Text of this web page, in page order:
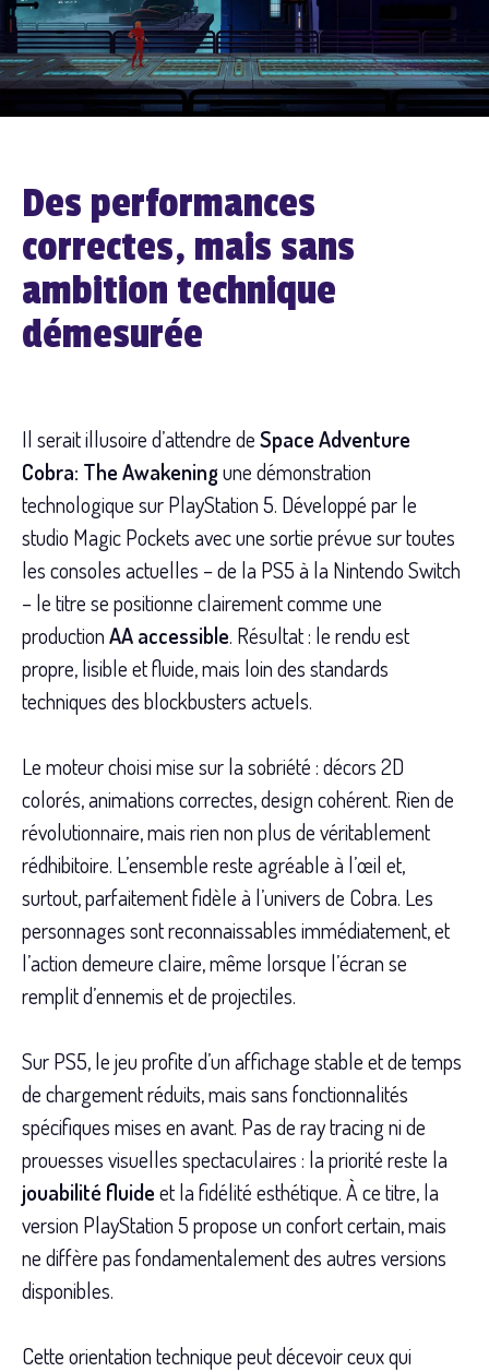
Des performances
correctes, mais sans
ambition technique
démesurée
Il serait illusoire d’attendre deSpace Adventure
Cobra: The Awakeningune démonstration
technologique sur PlayStation 5. Développé par le
studio Magic Pockets avec une sortie prévue sur toutes
les consoles actuelles – de la PS5 à la Nintendo Switch
– le titre se positionne clairement comme une
productionAA accessible. Résultat : le rendu est
propre, lisible et fluide, mais loin des standards
techniques des blockbusters actuels.
Le moteur choisi mise sur la sobriété : décors 2D
colorés, animations correctes, design cohérent. Rien de
révolutionnaire, mais rien non plus de véritablement
rédhibitoire. L’ensemble reste agréable à l’œil et,
surtout, parfaitement fidèle à l’univers de Cobra. Les
personnages sont reconnaissables immédiatement, et
l’action demeure claire, même lorsque l’écran se
remplit d’ennemis et de projectiles.
Sur PS5, le jeu profite d’un affichage stable et de temps
de chargement réduits, mais sans fonctionnalités
spécifiques mises en avant. Pas de ray tracing ni de
prouesses visuelles spectaculaires : la priorité reste la
jouabilité fluideet la fidélité esthétique. À ce titre, la
version PlayStation 5 propose un confort certain, mais
ne diffère pas fondamentalement des autres versions
disponibles.
Cette orientation technique peut décevoir ceux qui